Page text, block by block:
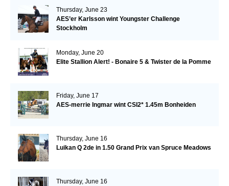
Thursday, June 23
AES’er Karlsson wint Youngster Challenge
Stockholm
Monday, June 20
Elite Stallion Alert! - Bonaire 5 & Twister de la Pomme
Friday, June 17
AES-merrie Ingmar wint CSI2* 1.45m Bonheiden
Thursday, June 16
Luikan Q 2de in 1.50 Grand Prix van Spruce Meadows
Thursday, June 16